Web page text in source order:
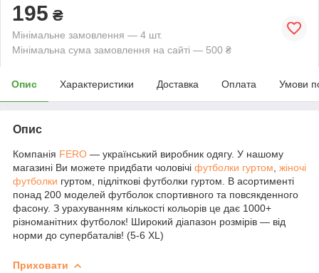
195 ₴
Мінімальне замовлення — 4 шт.
Мінімальна сума замовлення на сайті — 500 ₴
Опис Характеристики Доставка Оплата Умови
Опис
Компанія FERO — український виробник одягу. У нашому
магазині Ви можете придбати чоловічі футболки гуртом жіночі
футболки гуртом, підліткові футболки гуртом. В асортименті
понад 200 моделей футболок спортивного та повсякденного
фасону. З урахуванням кількості кольорів це дає 1000+
різноманітних футболок! Широкий діапазон розмірів — від
норми до супербаталів! (5-6 XL)
Приховати